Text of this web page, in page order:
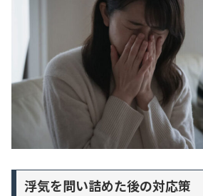
浮気を問い詰めた後の対応策